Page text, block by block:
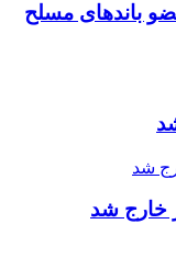
موساد و ۴ عضو باند‌های مسلح